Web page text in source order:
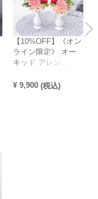
【10%OFF】《オン
ライン限定》 オー
キッド アレン...
¥ 9,900 (税込)